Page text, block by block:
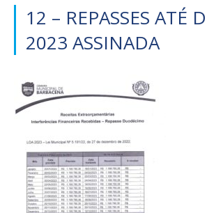
12 – REPASSES ATÉ
2023 ASSINADA